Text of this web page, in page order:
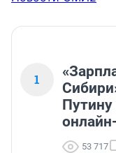
1
53 717